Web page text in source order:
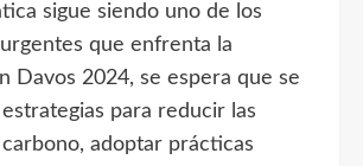
sigue siendo uno de los
que enfrenta la
Davos 2024, se espera que se
para reducir las
adoptar prácticas